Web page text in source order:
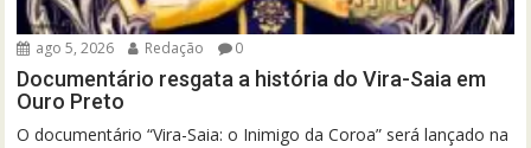
ago 5, 2026 Redação 0
Documentário resgata a história do Vira-Saia em
Ouro Preto
O documentário “Vira-Saia: o Inimigo da Coroa” será lançado na